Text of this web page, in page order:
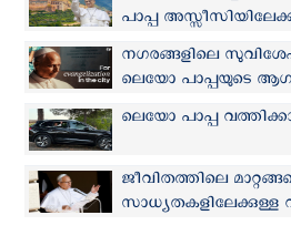
പാപ്പ
നഗരങ്ങളിലെ
ലെയോ പാപ്പയുടെ
പ്രാര്‍ത്ഥനാനിയോഗം
ലെയോ പാപ്പ
ജീവിതത്തിലെ